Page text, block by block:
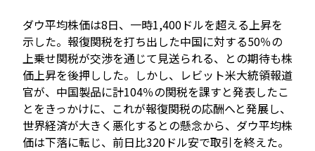
ダウ平均株価は8日、一時1,400ドルを超える上昇を
示した。報復関税を打ち出した中国に対する50％の
上乗せ関税が交渉を通じて見送られる、との期待も株
価上昇を後押しした。しかし、レビット米大統領報道
官が、中国製品に計104％の関税を課すと発表したこ
とをきっかけに、これが報復関税の応酬へと発展し、
世界経済が大きく悪化するとの懸念から、ダウ平均株
価は下落に転じ、前日比320ドル安で取引を終えた。